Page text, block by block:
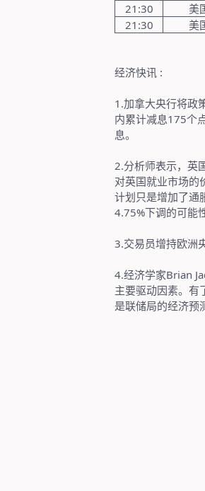
21:30
美
21:30
美
经济快讯 :
1.加拿大央行将政
内累计减息175个
息。
2.分析师表示，英
对英国就业市场的
计划只是增加了通
4.75%下调的可能
3.交易员增持欧洲
4.经济学家Brian
主要驱动因素。有
是联储局的经济预